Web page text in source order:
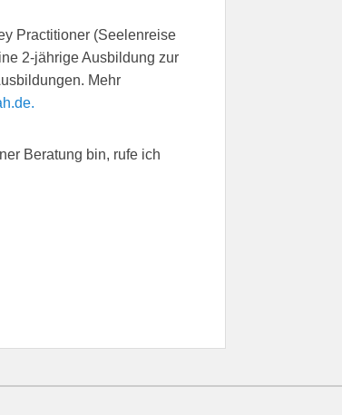
Practitioner (Seelenreise
2-jährige Ausbildung zur
Mehr
Beratung bin, rufe ich